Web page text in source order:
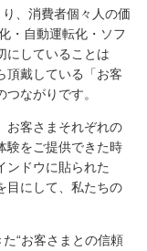
、消費者個々人の価
・自動運転化・ソフ
にしていることは
頂戴している「お客
ながりです。
お客さまそれぞれの
験をご提供できた時
ンドウに貼られた
目にして、私たちの
“お客さまとの信頼